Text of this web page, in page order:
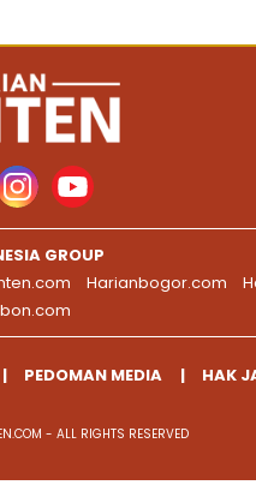
GROUP
Harianbogor.com
PEDOMAN MEDIA HAK
- ALL RIGHTS RESERVED